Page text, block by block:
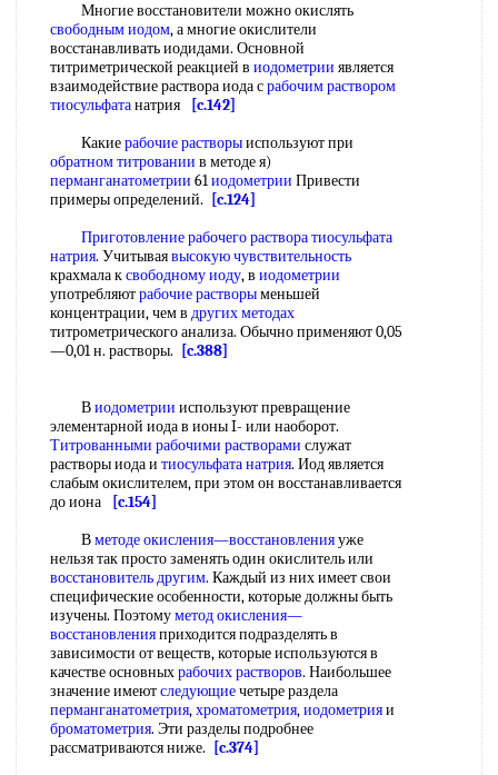
Многие восстановители можно окислять
свободным иодом, а многие окислители
восстанавливать иодидами. Основной
титриметрической реакцией в иодометрии является
взаимодействие раствора иода срабочим раствором
тиосульфатанатрия
[c.142]
Какиерабочие растворыиспользуют при
обратном титровании в методе я)
перманганатометрии 61иодометрии Привести
примеры определений.
[c.124]
Приготовление рабочего раствора тиосульфата
натрия. Учитываявысокую чувствительность
крахмала ксвободному иоду, в иодометрии
употребляютрабочие растворыменьшей
концентрации, чем в других методах
титрометрического анализа. Обычно применяют 0,05
—0,01 н. растворы.
[c.388]
Виодометрии используют превращение
элементарной иода в ионы I- или наоборот.
Титрованными рабочими растворами служат
растворы иода и тиосульфата натрия. Иод является
слабым окислителем, при этом он восстанавливается
до иона
[c.154]
Вметоде окисления—восстановленияуже
нельзя так просто заменять один окислитель или
восстановитель другим. Каждый из них имеет свои
специфические особенности, которые должны быть
изучены. Поэтомуметод окисления—
восстановленияприходится подразделять в
зависимости от веществ, которые используются в
качестве основныхрабочих растворов. Наибольшее
значение имеютследующиечетыре раздела
перманганатометрия,хроматометрия,иодометрияи
броматометрия. Эти разделы подробнее
рассматриваются ниже.
[c.374]